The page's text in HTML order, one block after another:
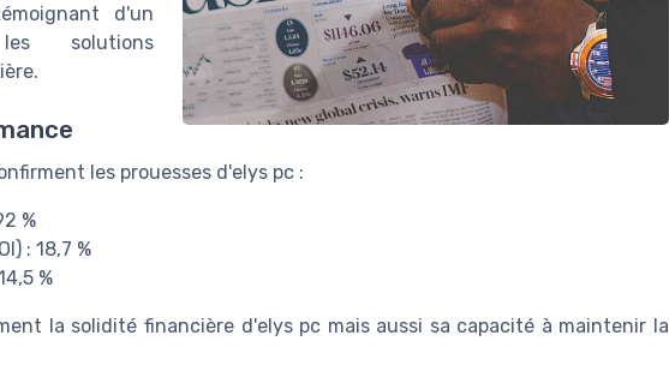
d'un
solutions
les prouesses d'elys pc :
%
: 18,7 %
%
la solidité financière d'elys pc mais aussi sa capacité à maintenir la